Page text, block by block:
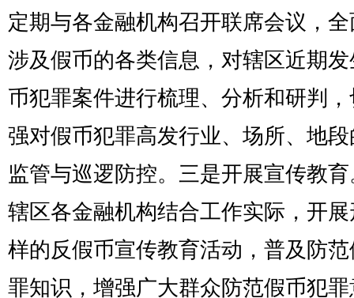
定期与各金融机构召开联席会议，
涉及假币的各类信息，对辖区近期
币犯罪案件进行梳理、分析和研判
强对假币犯罪高发行业、场所、地
监管与巡逻防控。三是开展宣传教
辖区各金融机构结合工作实际，开
样的反假币宣传教育活动，普及防
罪知识，增强广大群众防范假币犯